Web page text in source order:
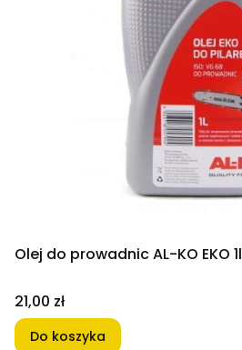
Olej do prowadnic AL-KO EKO 1l
Cena
21,00 zł
Do koszyka